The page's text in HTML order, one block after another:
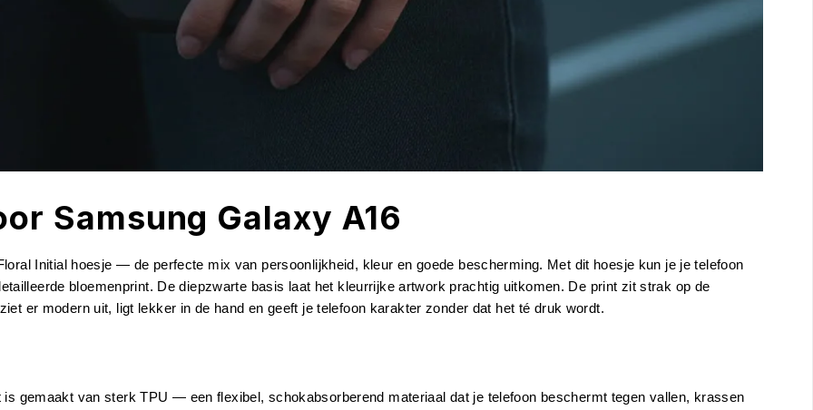
Samsung Galaxy A16
Initial hoesje — de perfecte mix van persoonlijkheid, kleur en goede bescherming. Met dit hoesje kun je je telefoon
bloemenprint. De diepzwarte basis laat het kleurrijke artwork prachtig uitkomen. De print zit strak op de
er modern uit, ligt lekker in de hand en geeft je telefoon karakter zonder dat het té druk wordt.
gemaakt van sterk TPU — een flexibel, schokabsorberend materiaal dat je telefoon beschermt tegen vallen, krassen